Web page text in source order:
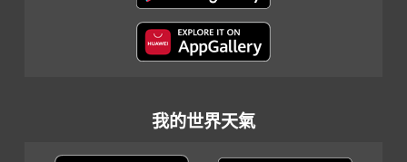
我的世界天氣